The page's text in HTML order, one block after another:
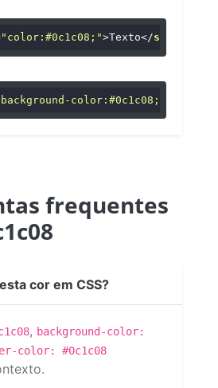
"color:#0c1c08;">Texto</span
color:#0c1c08;"
frequentes
cor em CSS?
, background-color:
color: #0c1c08